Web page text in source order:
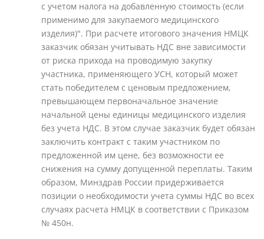
с учетом налога на добавленную стоимость (если
применимо для закупаемого медицинского
изделия)". При расчете итогового значения НМЦК
заказчик обязан учитывать НДС вне зависимости
от риска прихода на проводимую закупку
участника, применяющего УСН, который может
стать победителем с ценовым предложением,
превышающем первоначальное значение
начальной цены единицы медицинского изделия
без учета НДС. В этом случае заказчик будет обязан
заключить контракт с таким участником по
предложенной им цене, без возможности ее
снижения на сумму допущенной переплаты. Таким
образом, Минздрав России придерживается
позиции о необходимости учета суммы НДС во всех
случаях расчета НМЦК в соответствии с Приказом
№ 450н.